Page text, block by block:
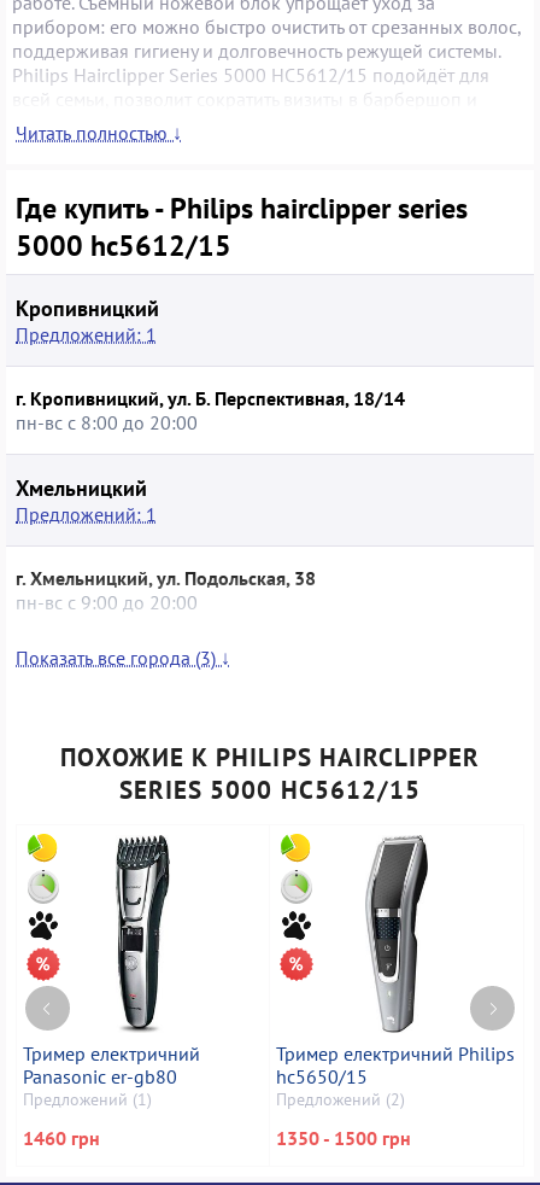
прибором: его можно быстро очистить от срезанных волос,
поддерживая гигиену и долговечность режущей системы.
Philips Hairclipper Series 5000 HC5612/15 подойдёт для
всей семьи, позволит сократить визиты в барбершоп и
сохранить опрятный вид в любое время. Покупка модели в
состоянии б/у даёт возможность получить надёжную
сохранении ключевых функций и качества стрижки.
Читать полностью ↓
Где купить - Philips hairclipper series
5000 hc5612/15
Кропивницкий
Предложений: 1
г. Кропивницкий, ул. Б. Перспективная, 18/14
пн-вс с 8:00 до 20:00
Хмельницкий
Предложений: 1
г. Хмельницкий, ул. Подольская, 38
пн-вс с 9:00 до 20:00
Киев
г. Киев, просп. Берестейский, 104 (м. Святошин)
пн-вс с 8-00 до 21-00
Показать все города (3) ↓
ПОХОЖИЕ К PHILIPS HAIRCLIPPER
SERIES 5000 HC5612/15
Тример електричний
Panasonic er-gb80
Предложений (1)
1460 грн
Тример електричний Philips
hc5650/15
Предложений (2)
1350 - 1500 грн